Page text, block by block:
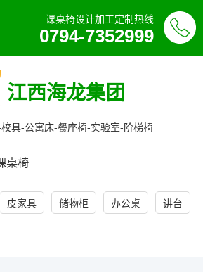
课桌椅设计加工定制热线
0794-7352999
江西海龙集团
具-公寓床-餐座椅-实验室-阶梯椅
桌椅
皮家具 储物柜 办公桌 讲台